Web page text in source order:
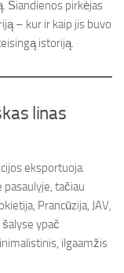
Šiandienos pirkėjas
– kur ir kaip jis buvo
istoriją.
linas
eksportuoja.
tačiau
Prancūzija, JAV,
ypač
ilgaamžis